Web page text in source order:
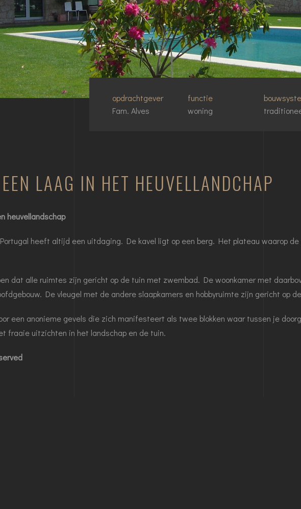
opdrachtgever
Fam. Alves
functie
woning
LAAG IN HET HEUVELLANDCHAP
heuvellandschap
heeft altijd een uitdaging. De kavel ligt op een berg. Het plateau waarop
dat alle ruimtes zijn gericht op de tuin met zwembad. De woonkamer met
De vleugel met de andere slaapkamers en hobbyruimte zijn gericht op
een anonieme gevels die zich manifesteert als twee blokken waar tussen je
fraaie uitzichten in het landschap en de tuin.